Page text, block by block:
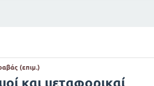
(επιμ.)
και μεταφορικαί